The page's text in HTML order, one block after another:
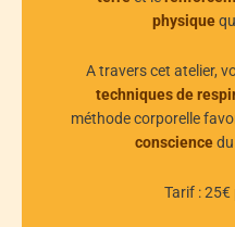
physique
A travers cet atelier,
techniques de
méthode corporelle
conscience
Tarif :